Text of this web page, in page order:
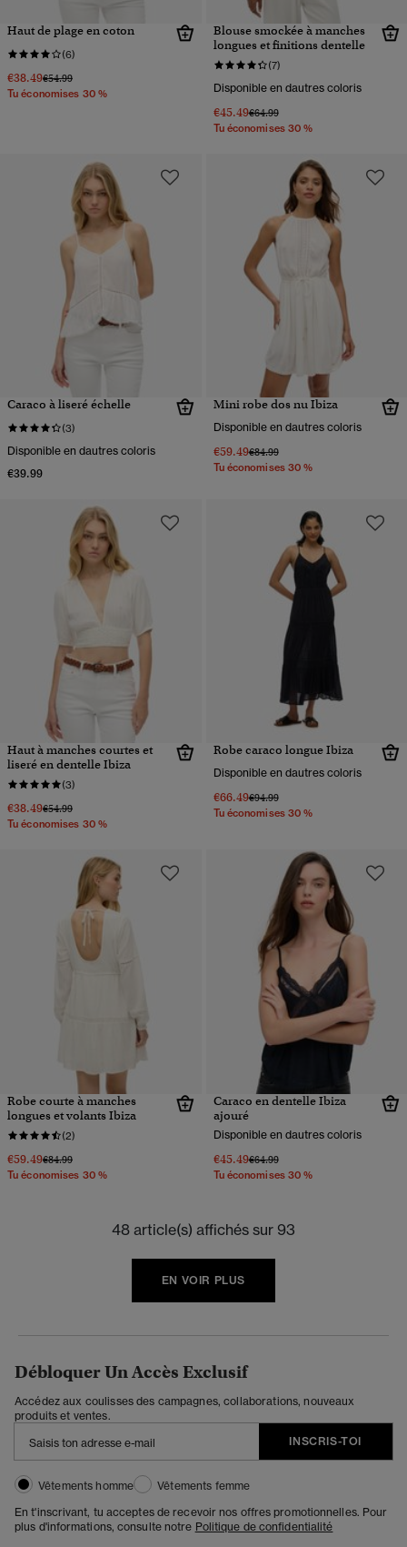
Haut de plage en coton
(6)
€38.49Prix réduit de
€54.99à
Tu économises 30 %
Blouse smockée à manches
longues et finitions dentelle
(7)
Disponible en dautres coloris
€45.49Prix réduit de
€64.99à
Tu économises 30 %
Caraco à liseré échelle
(3)
Disponible en dautres coloris
€39.99
Mini robe dos nu Ibiza
Disponible en dautres coloris
€59.49Prix réduit de
€84.99à
Tu économises 30 %
Haut à manches courtes et
liseré en dentelle Ibiza
(3)
€38.49Prix réduit de
€54.99à
Tu économises 30 %
Robe caraco longue Ibiza
Disponible en dautres coloris
€66.49Prix réduit de
€94.99à
Tu économises 30 %
Robe courte à manches
longues et volants Ibiza
(2)
€59.49Prix réduit de
€84.99à
Tu économises 30 %
Caraco en dentelle Ibiza
ajouré
Disponible en dautres coloris
€45.49Prix réduit de
€64.99à
Tu économises 30 %
48 article(s) affichés sur 93
EN VOIR PLUS
Débloquer Un Accès Exclusif
Accédez aux coulisses des campagnes, collaborations, nouveaux
produits et ventes.
INSCRIS-TOI
Vêtements homme
Vêtements femme
En t'inscrivant, tu acceptes de recevoir nos offres promotionnelles. Pour
plus d'informations, consulte notre Politique de confidentialité